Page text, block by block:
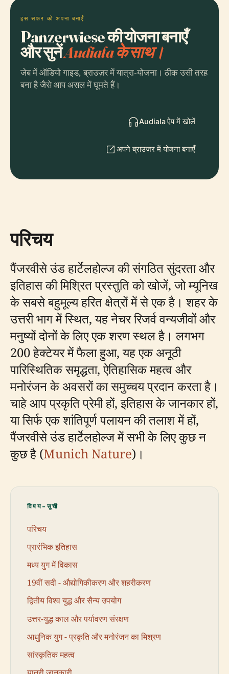
इस सफर को अपना बनाएँ
Panzerwiese की योजना बनाएँ
और सुनेंAudiala के साथ।
जेब में ऑडियो गाइड, ब्राउज़र में यात्रा-योजना। ठीक उसी तरह
बना है जैसे आप असल में घूमते हैं।
Audiala ऐप में खोलें
अपने ब्राउज़र में योजना बनाएँ
परिचय
पैंजरवीसे उंड हार्टेलहोल्ज की संगठित सुंदरता और
इतिहास की मिश्रित प्रस्तुति को खोजें, जो म्यूनिख
के सबसे बहुमूल्य हरित क्षेत्रों में से एक है। शहर के
उत्तरी भाग में स्थित, यह नेचर रिजर्व वन्यजीवों और
मनुष्यों दोनों के लिए एक शरण स्थल है। लगभग
200 हेक्टेयर में फैला हुआ, यह एक अनूठी
पारिस्थितिक समृद्धता, ऐतिहासिक महत्व और
मनोरंजन के अवसरों का समुच्चय प्रदान करता है।
चाहे आप प्रकृति प्रेमी हों, इतिहास के जानकार हों,
या सिर्फ एक शांतिपूर्ण पलायन की तलाश में हों,
पैंजरवीसे उंड हार्टेलहोल्ज में सभी के लिए कुछ न
कुछ है (Munich Nature)।
विषय-सूची
परिचय
प्रारंभिक इतिहास
मध्य युग में विकास
19वीं सदी - औद्योगिकीकरण और शहरीकरण
द्वितीय विश्व युद्ध और सैन्य उपयोग
उत्तर-युद्ध काल और पर्यावरण संरक्षण
आधुनिक युग - प्रकृति और मनोरंजन का मिश्रण
सांस्कृतिक महत्व